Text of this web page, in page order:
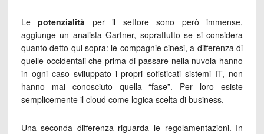
Lepotenzialità per il settore sono però immense,
aggiunge un analista Gartner, soprattutto se si considera
quanto detto qui sopra: le compagnie cinesi, a differenza di
quelle occidentali che prima di passare nella nuvola hanno
in ogni caso sviluppato i propri sofisticati sistemi IT, non
hanno mai conosciuto quella “fase”. Per loro esiste
semplicemente il cloud come logica scelta di business.
Una seconda differenza riguarda le regolamentazioni. In